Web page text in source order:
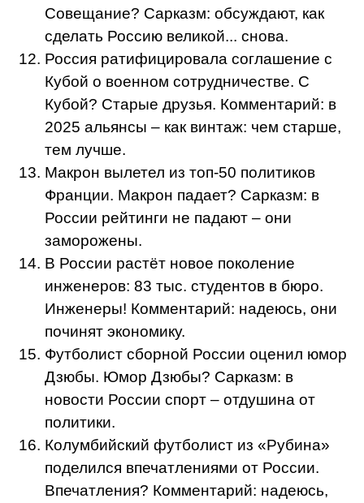
Совещание? Сарказм: обсуждают, как
сделать Россию великой... снова.
Россия ратифицировала соглашение с
Кубой о военном сотрудничестве. С
Кубой? Старые друзья. Комментарий: в
2025 альянсы – как винтаж: чем старше,
тем лучше.
Макрон вылетел из топ-50 политиков
Франции. Макрон падает? Сарказм: в
России рейтинги не падают – они
заморожены.
В России растёт новое поколение
инженеров: 83 тыс. студентов в бюро.
Инженеры! Комментарий: надеюсь, они
починят экономику.
Футболист сборной России оценил юмор
Дзюбы. Юмор Дзюбы? Сарказм: в
новости России спорт – отдушина от
политики.
Колумбийский футболист из «Рубина»
поделился впечатлениями от России.
Впечатления? Комментарий: надеюсь,